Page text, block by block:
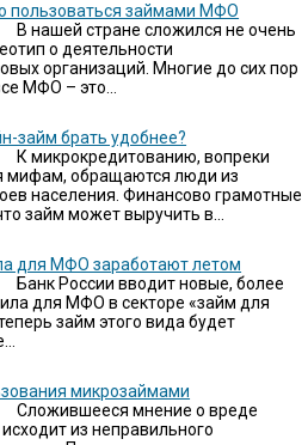
пользоваться займами МФО
В нашей стране сложился не очень
о деятельности
организаций. Многие до сих пор
МФО – это...
займ брать удобнее?
К микрокредитованию, вопреки
мифам, обращаются люди из
населения. Финансово грамотные
займ может выручить в...
для МФО заработают летом
Банк России вводит новые, более
для МФО в секторе «займ для
займ этого вида будет
микрозаймами
Сложившееся мнение о вреде
из неправильного